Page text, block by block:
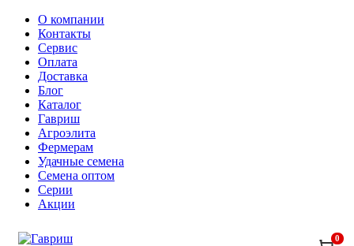
О компании
Контакты
Сервис
Оплата
Доставка
Блог
Каталог
Гавриш
Агроэлита
Фермерам
Удачные семена
Семена оптом
Серии
Акции
0